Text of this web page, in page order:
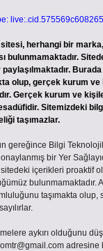
herhangi bir
bulunmamaktadır.
paylaşılmaktadır.
olup, gerçek kurum ve
Gerçek kurum ve
Sitemizdeki
taşımazlar.
gereğince Bilgi
bir Yer
içerikleri proaktif
bulunmamaktadır.
taşımakta olup,
aykırı olduğunu
adresine